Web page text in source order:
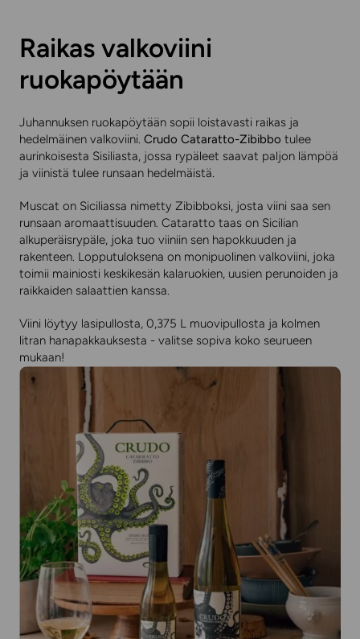
Raikas valkoviini
ruokapöytään
Juhannuksen ruokapöytään sopii loistavasti raikas ja
hedelmäinen valkoviini. Crudo Cataratto-Zibibbo tulee
aurinkoisesta Sisiliasta, jossa rypäleet saavat paljon lämpöä
ja viinistä tulee runsaan hedelmäistä.
Muscat on Siciliassa nimetty Zibibboksi, josta viini saa sen
runsaan aromaattisuuden. Cataratto taas on Sicilian
alkuperäisrypäle, joka tuo viiniin sen hapokkuuden ja
rakenteen. Lopputuloksena on monipuolinen valkoviini, joka
toimii mainiosti keskikesän kalaruokien, uusien perunoiden ja
raikkaiden salaattien kanssa.
Viini löytyy lasipullosta, 0,375 L muovipullosta ja kolmen
litran hanapakkauksesta - valitse sopiva koko seurueen
mukaan!